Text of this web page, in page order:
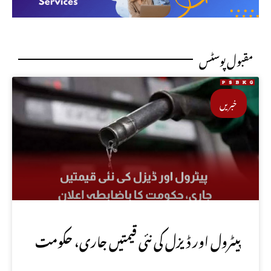
مقبول پوسٹس
خبریں
پیٹرول اور ڈیزل کی نئی قیمتیں جاری، حکومت